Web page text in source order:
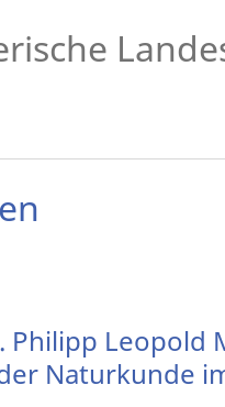
Leopold
Naturkunde